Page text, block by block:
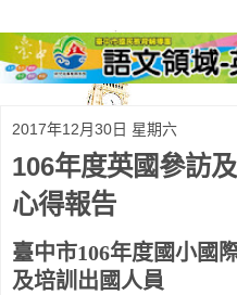
2017年12月30日 星期六
106年度英國參訪
心得報告
臺中市106年度國小國
及培訓出國人員